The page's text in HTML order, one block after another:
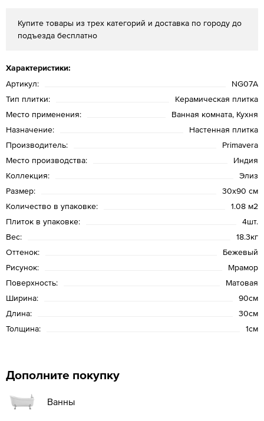
Купите товары из трех категорий и доставка по городу до
подъезда бесплатно
Характеристики:
Артикул:
NG07A
Тип плитки:
Керамическая плитка
Место применения:
Ванная комната, Кухня
Назначение:
Настенная плитка
Производитель:
Primavera
Место производства:
Индия
Коллекция:
Элиз
Размер:
30x90 см
Количество в упаковке:
1.08 м2
Плиток в упаковке:
4шт.
Вес:
18.3кг
Оттенок:
Бежевый
Рисунок:
Мрамор
Поверхность:
Матовая
Ширина:
90см
Длина:
30см
Толщина:
1см
Дополните покупку
Ванны